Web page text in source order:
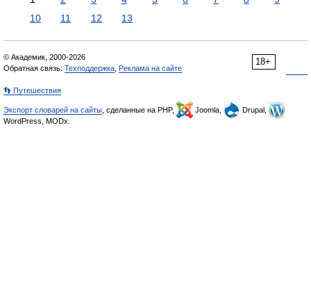
10
11 12 13
18+
© Академик, 2000-2026
Обратная связь: Техподдержка Реклама на сайте
👣 Путешествия
Экспорт словарей на сайты , сделанные на PHP, Joomla,
Drupal,
WordPress, MODx.